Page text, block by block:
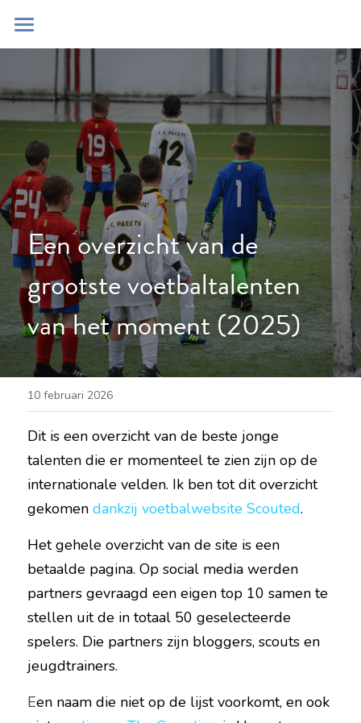
Home
Blog
Contact
Zoeken
POWERED BY
Een overzicht van de
grootste voetbaltalenten
van het moment (2025)
10 februari 2026
Dit is een overzicht van de beste jonge
talenten die er momenteel te zien zijn op de
internationale velden. Ik ben tot dit overzicht
gekomen dankzij voetbalwebsite Scouted.
Het gehele overzicht van de site is een
betaalde pagina. Op social media werden
partners gevraagd een eigen top 10 samen te
stellen uit de in totaal 50 geselecteerde
spelers. Die partners zijn bloggers, scouts en
jeugdtrainers.
Een naam die niet op de lijst voorkomt, en ook